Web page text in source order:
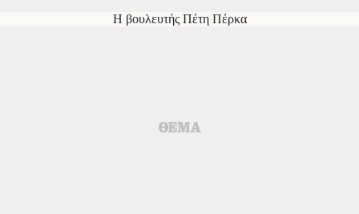
Η βουλευτής Πέτη Πέρκα